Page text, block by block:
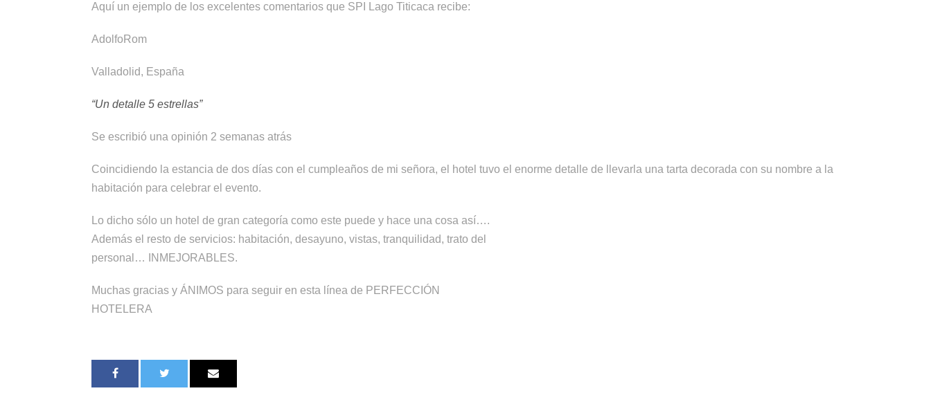
Aquí un ejemplo de los excelentes comentarios que SPI Lago Titicaca recibe:
AdolfoRom
Valladolid, España
“Un detalle 5 estrellas”
Se escribió una opinión 2 semanas atrás
Coincidiendo la estancia de dos días con el cumpleaños de mi señora, el hotel tuvo el enorme detalle de llevarla una tarta decorada con su nombre a la
habitación para celebrar el evento.
Lo dicho sólo un hotel de gran categoría como este puede y hace una cosa así….
Además el resto de servicios: habitación, desayuno, vistas, tranquilidad, trato del
personal… INMEJORABLES.
Muchas gracias y ÁNIMOS para seguir en esta línea de PERFECCIÓN
HOTELERA